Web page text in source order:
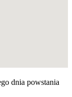
dnia powstania